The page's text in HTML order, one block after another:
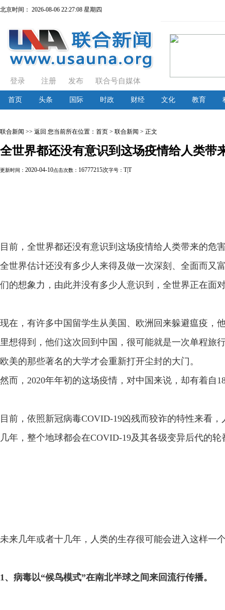
北京时间： 2026-08-06 22:27:09 星期四
登录 注册 发布 联合号自媒体
首页 头条 国际 时政 财经 文化 教育
联合新闻 >> 返回 您当前所在位置： 首页 > 联合新闻 > 正文
全世界都还没有意识到这场疫情给人类带
更新时间： 2020-04-10点击次数： 16777215次字号： T|T
目前，全世界都还没有意识到这场疫情给人类带来的危
全世界估计还没有多少人来得及做一次深刻、全面而又
们的想象力，由此并没有多少人意识到，全世界正在面
现在，有许多中国留学生从美国、欧洲回来躲避瘟疫，
里想得到，他们这次回到中国，很可能就是一次单程旅
欧美的那些著名的大学才会重新打开尘封的大门。
然而，2020年年初的这场疫情，对中国来说，却有着自
目前，依照新冠病毒COVID-19凶残而狡诈的特性来看
几年，整个地球都会在COVID-19及其各级变异后代的
未来几年或者十几年，人类的生存很可能会进入这样一
1、病毒以“候鸟模式”在南北半球之间来回流行传播。